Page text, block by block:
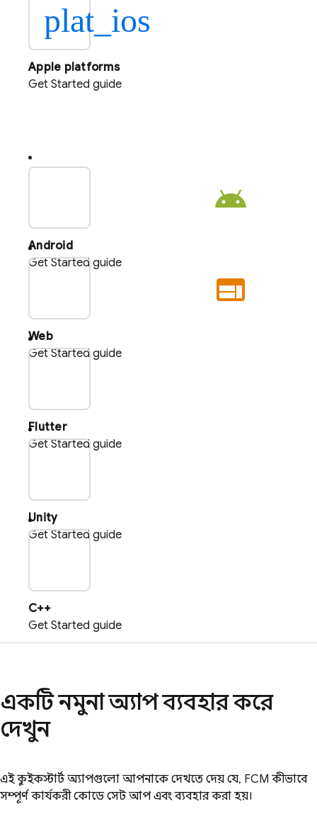
plat_ios
Apple platforms
Get Started guide
plat_android
Android
Get Started guide
plat_web
Web
Get Started guide
Flutter
Get Started guide
Unity
Get Started guide
C++
Get Started guide
একটি নমুনা অ্যাপ ব্যবহার করে
দেখুন
এই কুইকস্টার্ট অ্যাপগুলো আপনাকে দেখতে দেয় যে, FCM কীভাবে
সম্পূর্ণ কার্যকরী কোডে সেট আপ এবং ব্যবহার করা হয়।